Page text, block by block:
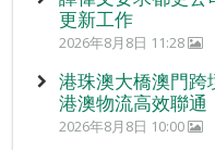
更新工作
2026年8月8日 11:28
港珠澳大橋澳門跨
港澳物流高效聯通
2026年8月8日 10:00